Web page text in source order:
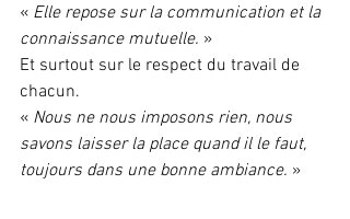
« Elle repose sur la communication et la
connaissance mutuelle. »
Et surtout sur le respect du travail de
chacun.
« Nous ne nous imposons rien, nous
savons laisser la place quand il le faut,
toujours dans une bonne ambiance. »